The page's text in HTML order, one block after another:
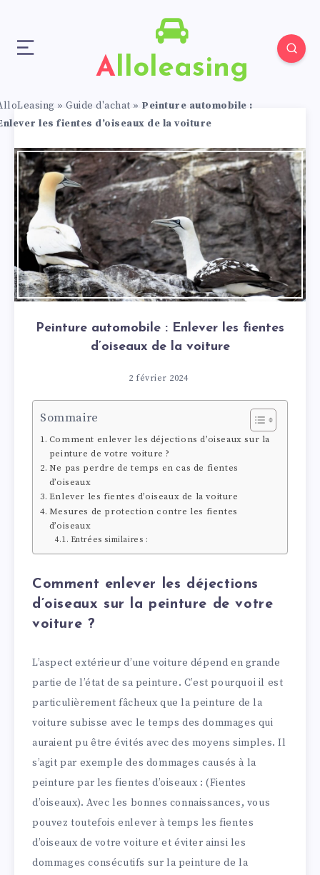
Alloleasing
» Guide d'achat » Peinture automobile :
les fientes d’oiseaux de la voiture
Peinture automobile : Enlever les fientes
d’oiseaux de la voiture
2 février 2024
Sommaire
Comment enlever les déjections d’oiseaux sur la
peinture de votre voiture ?
Ne pas perdre de temps en cas de fientes
d’oiseaux
Enlever les fientes d’oiseaux de la voiture
Mesures de protection contre les fientes
d’oiseaux
Entrées similaires :
Comment enlever les déjections
d’oiseaux sur la peinture de votre
voiture ?
L’aspect extérieur d’une voiture dépend en grande
partie de l’état de sa peinture. C’est pourquoi il est
particulièrement fâcheux que la peinture de la
voiture subisse avec le temps des dommages qui
auraient pu être évités avec des moyens simples. Il
s’agit par exemple des dommages causés à la
peinture par les fientes d’oiseaux : (Fientes
d’oiseaux). Avec les bonnes connaissances, vous
pouvez toutefois enlever à temps les fientes
d’oiseaux de votre voiture et éviter ainsi les
dommages consécutifs sur la peinture de la